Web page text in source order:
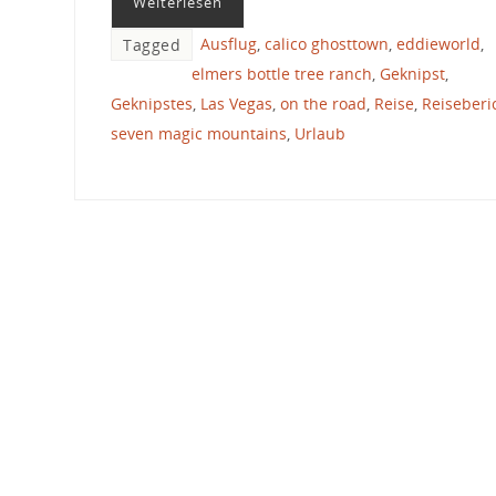
Tagged Ausflug, calico ghosttown, eddieworld,
elmers bottle tree ranch, Geknipst,
Geknipstes, Las Vegas, on the road, Reise,
seven magic mountains, Urlaub